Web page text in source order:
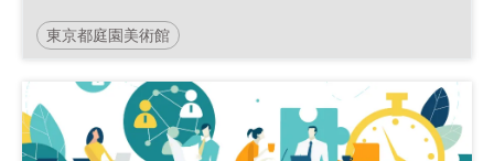
東京都庭園美術館